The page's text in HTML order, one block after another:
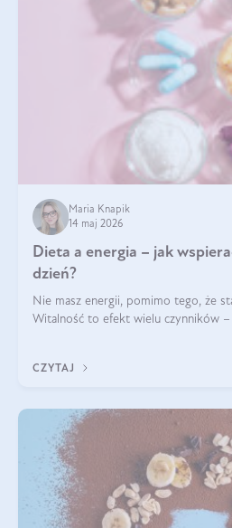
Maria Knapik
14 maj 2026
Dieta a energia – jak
dzień?
Nie masz energii, pomimo tego, że
Witalność to efekt wielu czynników
CZYTAJ